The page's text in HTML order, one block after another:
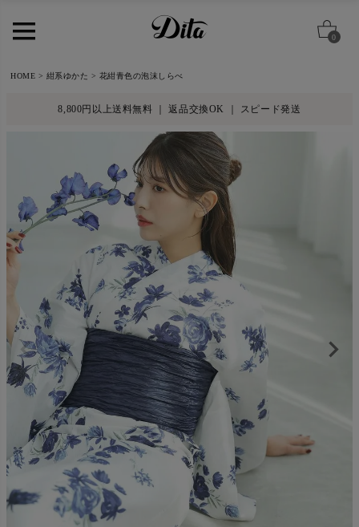
0
HOME 紺系ゆかた 花紺青色の泡沫しらべ
8,800円以上送料無料 ｜ 返品交換OK ｜ スピード発送